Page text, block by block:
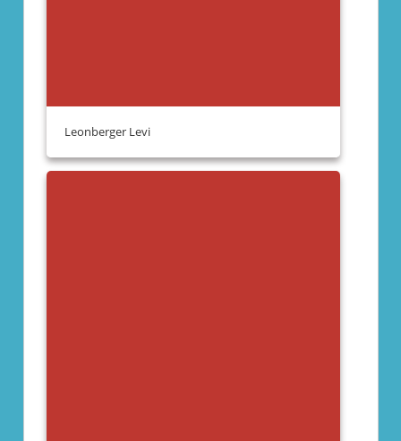
Leonberger Levi